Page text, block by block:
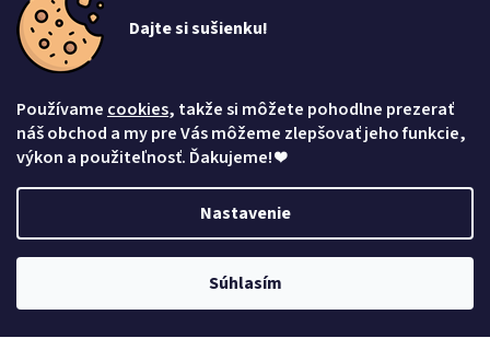
Dajte si sušienku!
Používame cookies, takže si môžete pohodlne prezerať
náš obchod a my pre Vás môžeme zlepšovať jeho funkcie,
výkon a použiteľnosť. Ďakujeme!❤
Nastavenie
Súhlasím
Email
Vložením e-mailu súhlasíte s
Prihlásiť sa
Vytvoril Shoptet
Mačacia mama. Všetky práva vyhradené.